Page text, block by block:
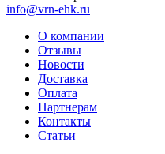
info@vrn-ehk.ru
О компании
Отзывы
Новости
Доставка
Оплата
Партнерам
Контакты
Статьи